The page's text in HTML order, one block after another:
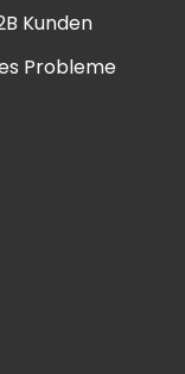
Kunden
Probleme